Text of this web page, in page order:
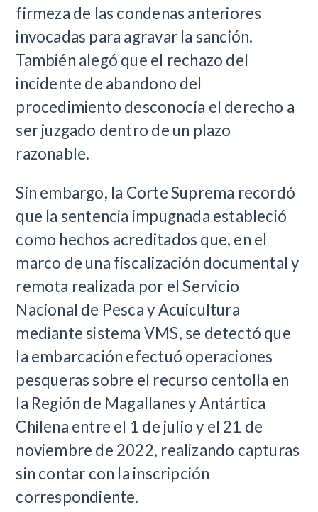
firmeza de las condenas anteriores
invocadas para agravar la sanción.
También alegó que el rechazo del
incidente de abandono del
procedimiento desconocía el derecho a
ser juzgado dentro de un plazo
razonable.
Sin embargo, la Corte Suprema recordó
que la sentencia impugnada estableció
como hechos acreditados que, en el
marco de una fiscalización documental y
remota realizada por el Servicio
Nacional de Pesca y Acuicultura
mediante sistema VMS, se detectó que
la embarcación efectuó operaciones
pesqueras sobre el recurso centolla en
la Región de Magallanes y Antártica
Chilena entre el 1 de julio y el 21 de
noviembre de 2022, realizando capturas
sin contar con la inscripción
correspondiente.